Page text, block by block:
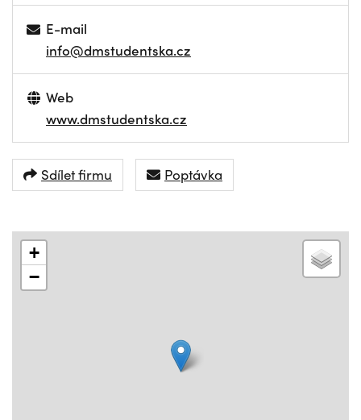
E-mail
info@dmstudentska.cz
Web
www.dmstudentska.cz
Sdílet firmu Poptávka
+
−